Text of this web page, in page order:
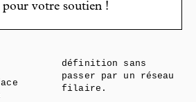
votre soutien !
définition sans
passer par un réseau
filaire.